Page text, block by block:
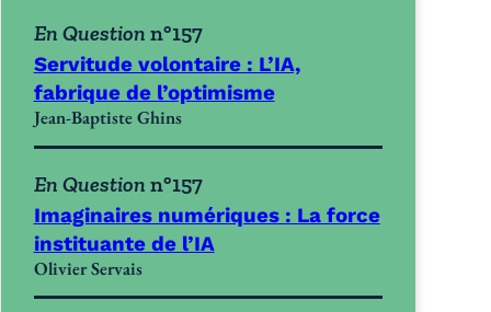
Servitude volontaire : L’IA,
fabrique de l’optimisme
En Question n°157
Jean-Baptiste Ghins
Imaginaires numériques : La force
instituante de l’IA
En Question n°157
Olivier Servais